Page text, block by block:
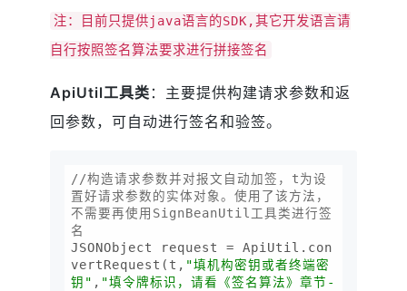
注：目前只提供java语言的SDK,其它开发语言请
自行按照签名算法要求进行拼接签名
ApiUtil工具类 ：主要提供构建请求参数和返
回参数，可自动进行签名和验签。
//构造请求参数并对报文自动加签，t为设
置好请求参数的实体对象。使用了该方法，
不需要再使用SignBeanUtil工具类进行签
名
JSONObject request = ApiUtil.con
vertRequest(t, "填机构密钥或者终端密
钥" , "填令牌标识，请看《签名算法》章节-